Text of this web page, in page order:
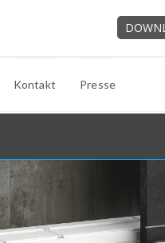
Kontakt Presse